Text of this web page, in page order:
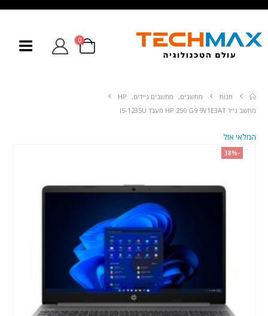
0
חנות מחשבים, מחשבים ניידים,
HP
מחשב נייד HP 250 G9 9V1E3AT מעבד I5-1235U
-38%
המלאי אזל